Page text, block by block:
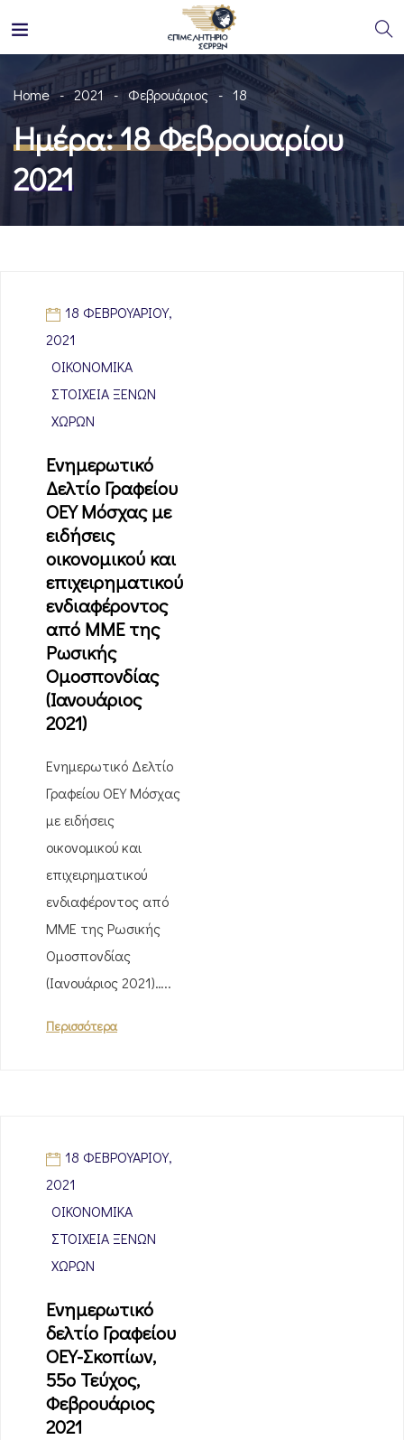
Home 2021 Φεβρουάριος 18
Ημέρα:18 Φεβρουαρίου
2021
18 ΦΕΒΡΟΥΑΡΊΟΥ,
2021
ΟΙΚΟΝΟΜΙΚΆ
ΣΤΟΙΧΕΊΑ ΞΈΝΩΝ
ΧΩΡΏΝ
Ενημερωτικό
Δελτίο Γραφείου
ΟΕΥ Μόσχας με
ειδήσεις
οικονομικού και
επιχειρηματικού
ενδιαφέροντος
από ΜΜΕ της
Ρωσικής
Ομοσπονδίας
(Ιανουάριος
2021)
Ενημερωτικό Δελτίο
Γραφείου ΟΕΥ Μόσχας
με ειδήσεις
οικονομικού και
επιχειρηματικού
ενδιαφέροντος από
ΜΜΕ της Ρωσικής
Ομοσπονδίας
(Ιανουάριος 2021)…..
Περισσότερα
18 ΦΕΒΡΟΥΑΡΊΟΥ,
2021
ΟΙΚΟΝΟΜΙΚΆ
ΣΤΟΙΧΕΊΑ ΞΈΝΩΝ
ΧΩΡΏΝ
Ενημερωτικό
δελτίο Γραφείου
ΟΕΥ-Σκοπίων,
55ο Τεύχος,
Φεβρουάριος
2021